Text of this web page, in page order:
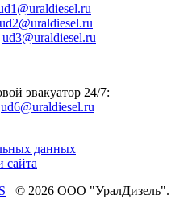
ud2@uraldiesel.ru
ud3@uraldiesel.ru
эвакуатор 24/7:
ud6@uraldiesel.ru
данных
сайта
© 2026 ООО "УралДизель".